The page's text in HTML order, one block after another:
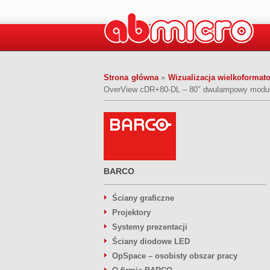
Strona główna» Wizualizacja
OverView cDR+80-DL – 80″ dwulampowy
BARCO
Ściany graficzne
Projektory
Systemy prezentacji
Ściany diodowe LED
OpSpace – osobisty obszar pracy